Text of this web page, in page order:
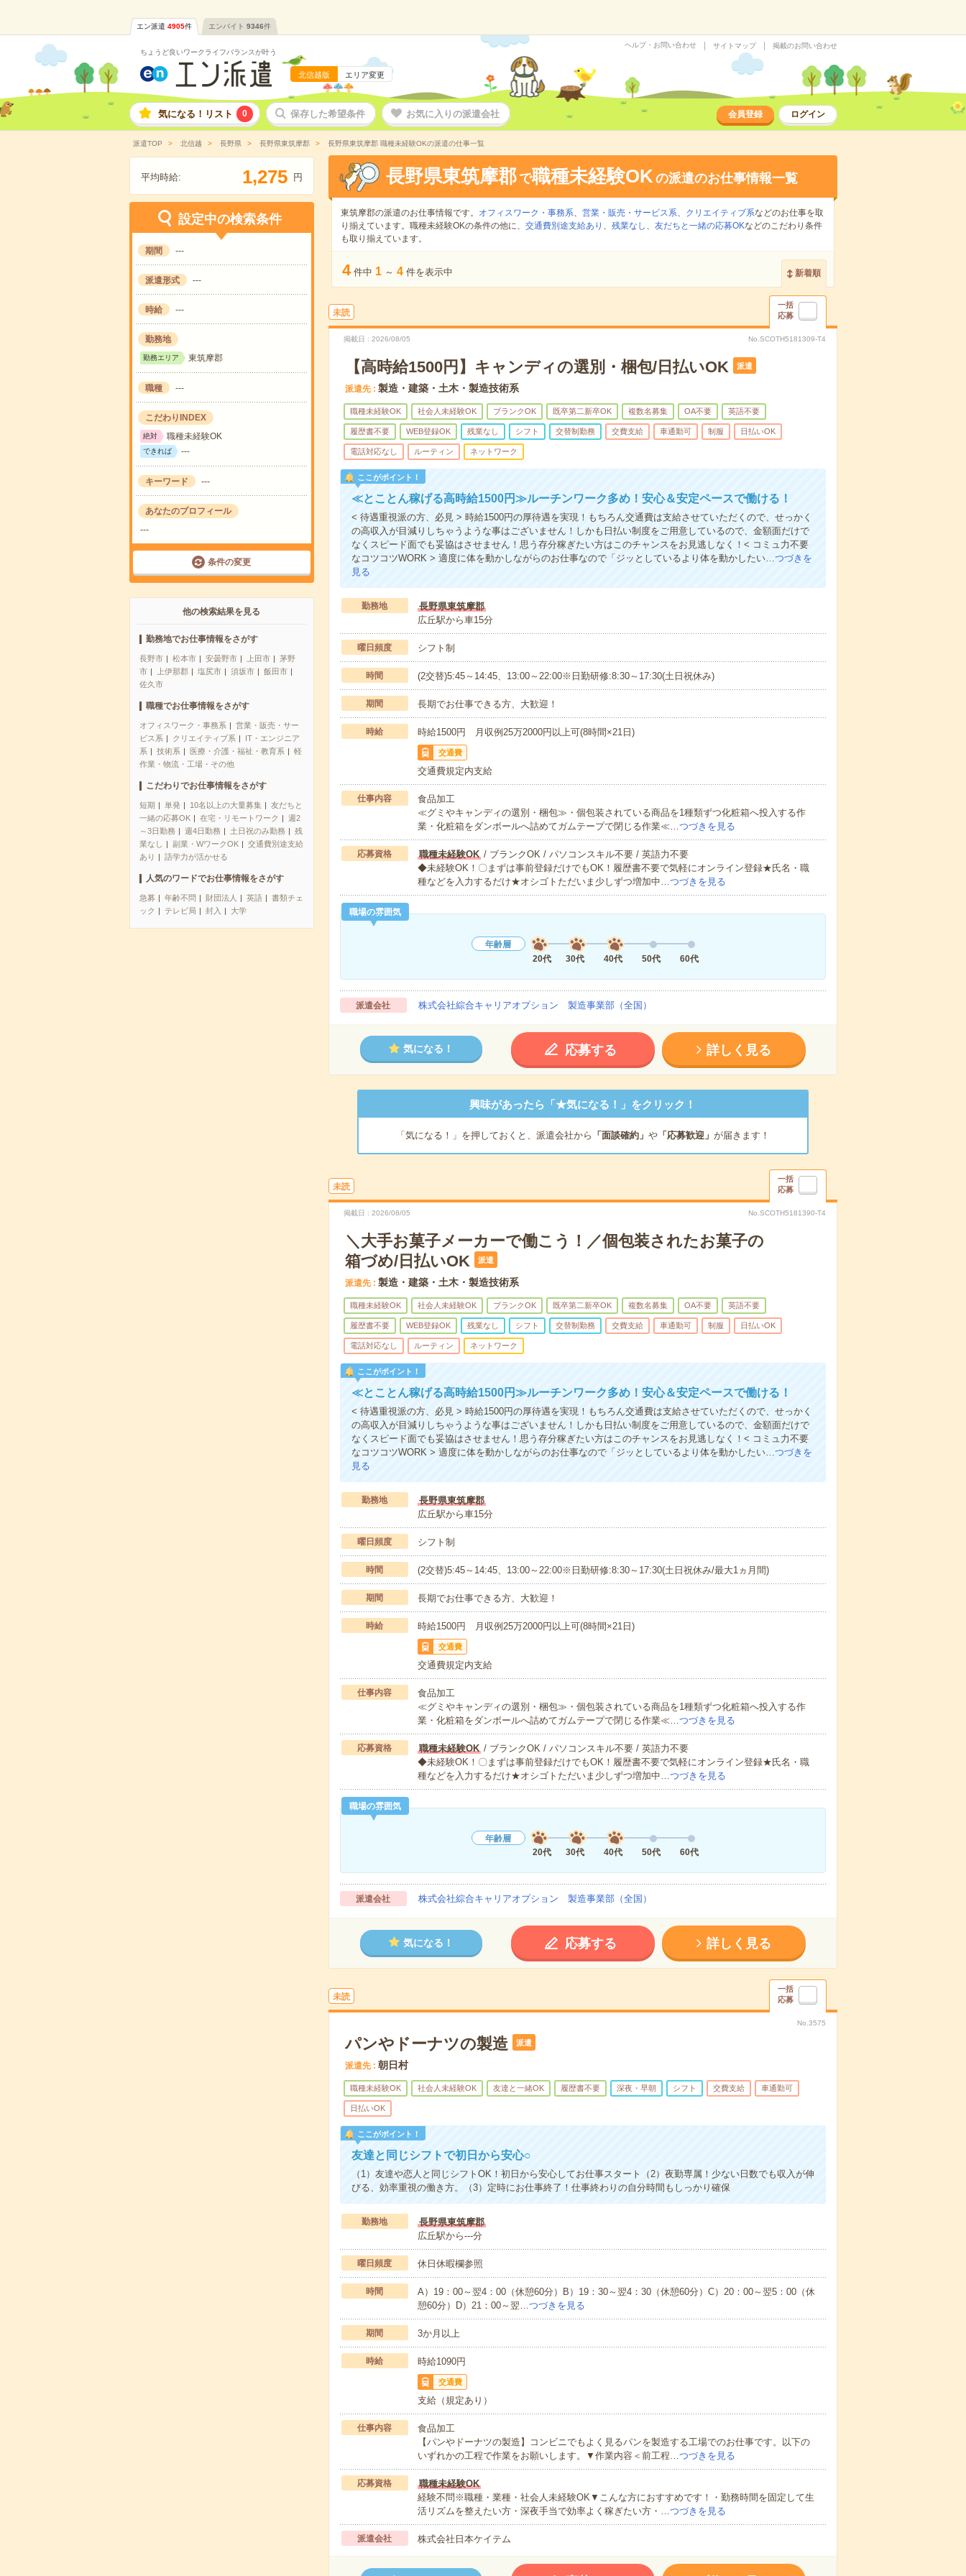
エン派遣 4905件 エンバイト 9346件
ちょうど良いワークライフバランスが叶う
北信越版 エリア変更
ヘルプ・お問い合わせ サイトマップ 掲載のお問い合わせ
気になる！リスト 0 保存した希望条件 お気に入りの派遣会社 会員登録 ログイン
派遣TOP 北信越 長野県 長野県東筑摩郡 長野県東筑摩郡 職種未経験OKの派遣の仕事一覧
平均時給: 1,275 円
設定中の検索条件
期間 ---
派遣形式 ---
時給 ---
勤務地
勤務エリア 東筑摩郡
職種 ---
こだわりINDEX
絶対 職種未経験OK
できれば ---
キーワード ---
あなたのプロフィール
---
条件の変更
他の検索結果を見る
勤務地でお仕事情報をさがす
長野市 松本市 安曇野市 上田市
茅野
市
上伊那郡 塩尻市 須坂市
飯田市
佐久市
職種でお仕事情報をさがす
オフィスワーク・事務系
営業・販売・サー
ビス系
クリエイティブ系
IT・エンジニア
系
技術系 医療・介護・福祉・教育系
軽
作業・物流・工場・その他
こだわりでお仕事情報をさがす
短期 単発 10名以上の大量募集
友だちと
一緒の応募OK
在宅・リモートワーク
週2
～3日勤務
週4日勤務 土日祝のみ勤務
残
業なし
副業・WワークOK
交通費別途支給
あり
語学力が活かせる
人気のワードでお仕事情報をさがす
急募 年齢不問 財団法人 英語
書類チェ
ック
テレビ局 封入 大学
長野県東筑摩郡 で職種未経験OKの派遣のお仕事情報一覧
東筑摩郡の派遣のお仕事情報です。 オフィスワーク・事務系、 営業・販売・サービス系、 クリエイティブ系などのお仕事を取
り揃えています。職種未経験OKの条件の他に、 交通費別途支給あり 、 残業なし 、 友だちと一緒の応募OKなどのこだわり条件
も取り揃えています。
4 件中 1 ～ 4 件を表示中 新着順
未読
一括
応募
掲載日 2026/08/05 No.SCOTH5181309-T4
【高時給1500円】キャンディの選別・梱包/日払いOK 派遣
派遣先 製造・建築・土木・製造技術系
職種未経験OK 社会人未経験OK ブランクOK 既卒第二新卒OK 複数名募集 OA不要 英語不要
履歴書不要 WEB登録OK 残業なし シフト 交替制勤務 交費支給 車通勤可 制服 日払いOK
電話対応なし ルーティン ネットワーク
ここがポイント！
≪とことん稼げる高時給1500円≫ルーチンワーク多め！安心＆安定ペースで働ける！
< 待遇重視派の方、必見 > 時給1500円の厚待遇を実現！もちろん交通費は支給させていただくので、せっかく
の高収入が目減りしちゃうような事はございません！しかも日払い制度をご用意しているので、金額面だけで
なくスピード面でも妥協はさせません！思う存分稼ぎたい方はこのチャンスをお見逃しなく！< コミュ力不要
なコツコツWORK > 適度に体を動かしながらのお仕事なので「ジッとしているより体を動かしたい…つづきを
見る
勤務地
長野県東筑摩郡
広丘駅から車15分
曜日頻度 シフト制
時間 (2交替)5:45～14:45、13:00～22:00※日勤研修:8:30～17:30(土日祝休み)
期間 長期でお仕事できる方、大歓迎！
時給 時給1500円 月収例25万2000円以上可(8時間×21日)
交通費
交通費規定内支給
仕事内容
食品加工
≪グミやキャンディの選別・梱包≫・個包装されている商品を1種類ずつ化粧箱へ投入する作
業・化粧箱をダンボールへ詰めてガムテープで閉じる作業≪…つづきを見る
応募資格 職種未経験OK/ ブランクOK / パソコンスキル不要 / 英語力不要
◆未経験OK！〇まずは事前登録だけでもOK！履歴書不要で気軽にオンライン登録★氏名・職
種などを入力するだけ★オシゴトただいま少しずつ増加中…つづきを見る
職場の雰囲気
年齢層
20代
30代 40代 50代 60代
派遣会社 株式会社綜合キャリアオプション 製造事業部（全国）
気になる！ 応募する 詳しく見る
興味があったら「★気になる！」をクリック！
「気になる！」を押しておくと、派遣会社から 「面談確約」 や「応募歓迎」 が届きます！
未読
一括
応募
掲載日 2026/08/05 No.SCOTH5181390-T4
＼大手お菓子メーカーで働こう！／個包装されたお菓子の
箱づめ/日払いOK
派遣
派遣先 製造・建築・土木・製造技術系
職種未経験OK 社会人未経験OK ブランクOK 既卒第二新卒OK 複数名募集 OA不要 英語不要
履歴書不要 WEB登録OK 残業なし シフト 交替制勤務 交費支給 車通勤可 制服 日払いOK
電話対応なし ルーティン ネットワーク
ここがポイント！
≪とことん稼げる高時給1500円≫ルーチンワーク多め！安心＆安定ペースで働ける！
< 待遇重視派の方、必見 > 時給1500円の厚待遇を実現！もちろん交通費は支給させていただくので、せっかく
の高収入が目減りしちゃうような事はございません！しかも日払い制度をご用意しているので、金額面だけで
なくスピード面でも妥協はさせません！思う存分稼ぎたい方はこのチャンスをお見逃しなく！< コミュ力不要
なコツコツWORK > 適度に体を動かしながらのお仕事なので「ジッとしているより体を動かしたい… つづきを
見る
勤務地
長野県東筑摩郡
広丘駅から車15分
曜日頻度 シフト制
時間 (2交替)5:45～14:45、13:00～22:00※日勤研修:8:30～17:30(土日祝休み/最大1ヵ月間)
期間 長期でお仕事できる方、大歓迎！
時給 時給1500円 月収例25万2000円以上可(8時間×21日)
交通費
交通費規定内支給
仕事内容
食品加工
≪グミやキャンディの選別・梱包≫・個包装されている商品を1種類ずつ化粧箱へ投入する作
業・化粧箱をダンボールへ詰めてガムテープで閉じる作業≪… つづきを見る
応募資格 職種未経験OK / ブランクOK / パソコンスキル不要 / 英語力不要
◆未経験OK！〇まずは事前登録だけでもOK！履歴書不要で気軽にオンライン登録★氏名・職
種などを入力するだけ★オシゴトただいま少しずつ増加中… つづきを見る
職場の雰囲気
年齢層
20代
30代 40代 50代 60代
派遣会社 株式会社綜合キャリアオプション 製造事業部（全国）
気になる！ 応募する 詳しく見る
未読
一括
応募
No.3575
パンやドーナツの製造 派遣
派遣先 朝日村
職種未経験OK 社会人未経験OK 友達と一緒OK 履歴書不要 深夜・早朝 シフト 交費支給 車通勤可
日払いOK
ここがポイント！
友達と同じシフトで初日から安心○
（1）友達や恋人と同じシフトOK！初日から安心してお仕事スタート（2）夜勤専属！少ない日数でも収入が伸
びる、効率重視の働き方。（3）定時にお仕事終了！仕事終わりの自分時間もしっかり確保
勤務地
長野県東筑摩郡
広丘駅から---分
曜日頻度 休日休暇欄参照
時間
A）19：00～翌4：00（休憩60分）B）19：30～翌4：30（休憩60分）C）20：00～翌5：00（休
憩60分）D）21：00～翌…つづきを見る
期間 3か月以上
時給 時給1090円
交通費
支給（規定あり）
仕事内容
食品加工
【パンやドーナツの製造】コンビニでもよく見るパンを製造する工場でのお仕事です。以下の
いずれかの工程で作業をお願いします。▼作業内容＜前工程…つづきを見る
応募資格
職種未経験OK
経験不問※職種・業種・社会人未経験OK▼こんな方におすすめです！・勤務時間を固定して生
活リズムを整えたい方・深夜手当で効率よく稼ぎたい方・…つづきを見る
派遣会社 株式会社日本ケイテム